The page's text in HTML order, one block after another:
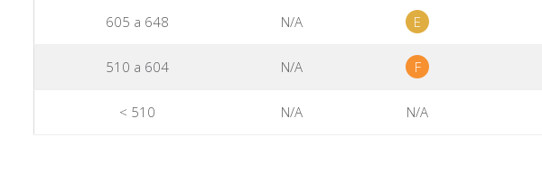
605 a 648 N/A E
510 a 604 N/A F
< 510 N/A N/A